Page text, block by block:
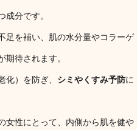
分です。
足を補い、肌の水分量やコラーゲ
期待されます。
）を防ぎ、 シミやくすみ予防に
女性にとって、内側から肌を健や